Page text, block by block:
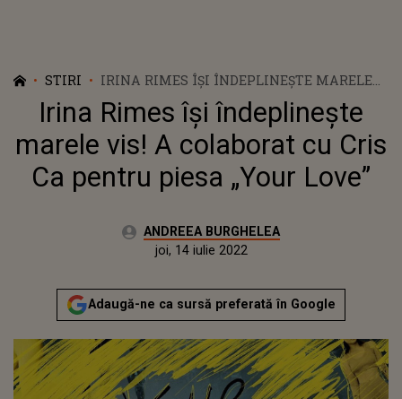
STIRI
IRINA RIMES ÎȘI ÎNDEPLINEȘTE MARELE
VIS! A COLABORAT CU CRIS CA PENTRU
PIESA „YOUR LOVE”
Irina Rimes își îndeplinește
marele vis! A colaborat cu Cris
Ca pentru piesa „Your Love”
Autor:ANDREEA BURGHELEA
Actualizat:
joi, 14 iulie 2022
Adaugă-ne ca sursă preferată în Google